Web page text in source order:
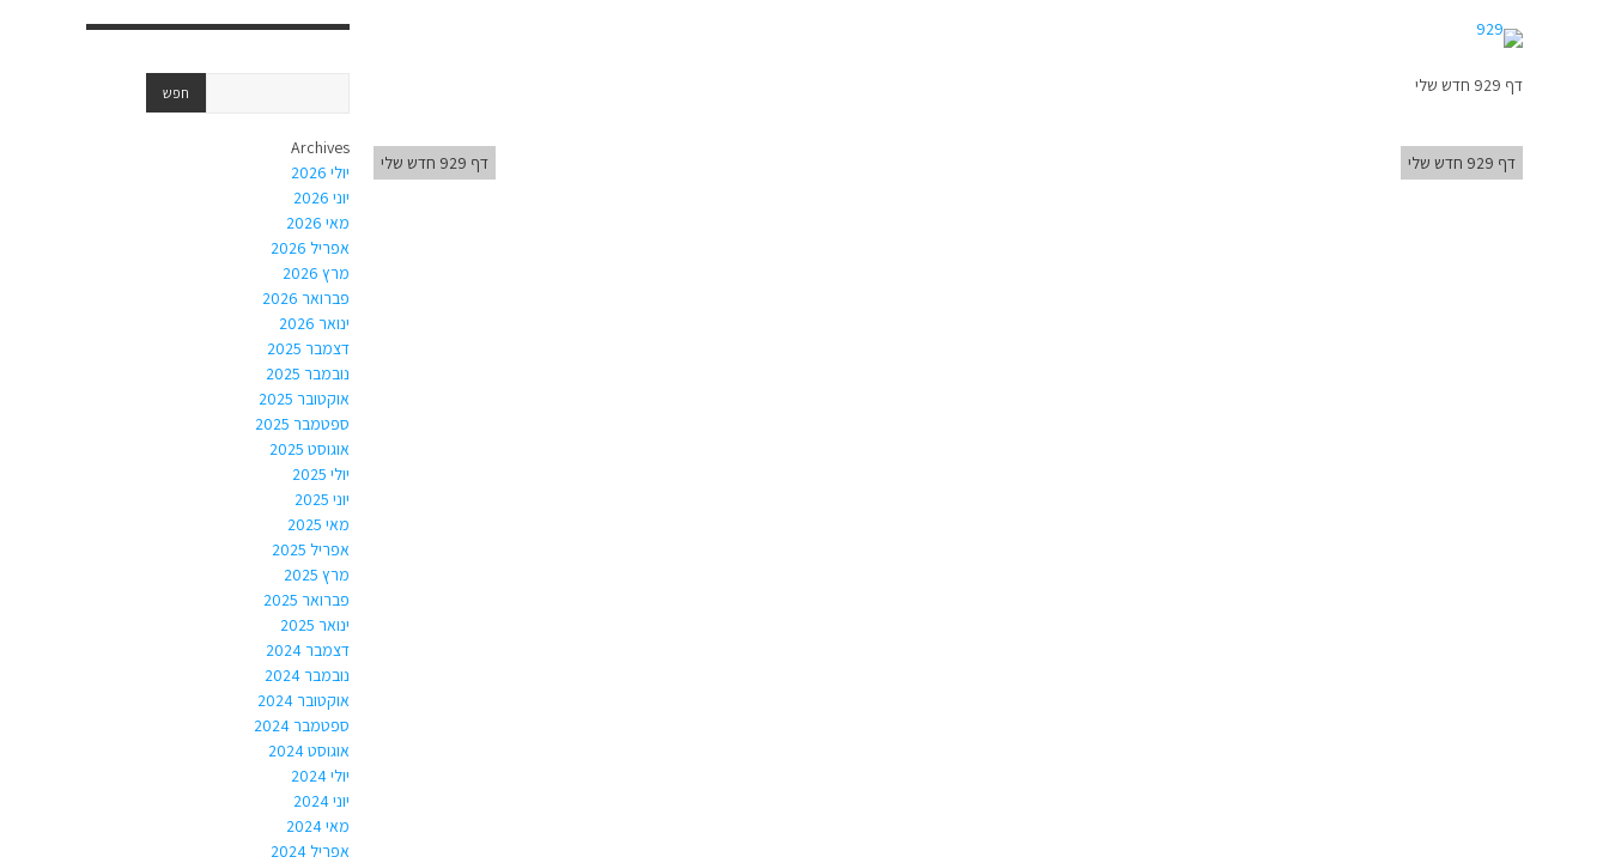
דף 929 חדש שלי
דף 929 חדש שלי דף 929 חדש שלי
Archives
יולי 2026
יוני 2026
מאי 2026
אפריל 2026
מרץ 2026
פברואר 2026
ינואר 2026
דצמבר 2025
נובמבר 2025
אוקטובר 2025
ספטמבר 2025
אוגוסט 2025
יולי 2025
יוני 2025
מאי 2025
אפריל 2025
מרץ 2025
פברואר 2025
ינואר 2025
דצמבר 2024
נובמבר 2024
אוקטובר 2024
ספטמבר 2024
אוגוסט 2024
יולי 2024
יוני 2024
מאי 2024
אפריל 2024